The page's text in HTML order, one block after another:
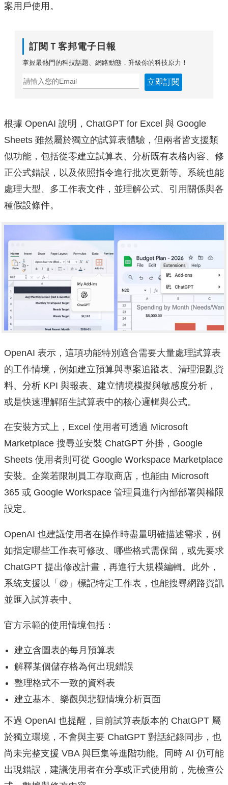
案用戶使用。
訂閱Ｔ客邦電子日報
掌握最熱門的科技話題、網路動態，升級你的科技原力！
立即訂閱
根據 OpenAI 說明，ChatGPT for Excel 與 Google
Sheets 雖然屬於獨立的試算表體驗，但兩者皆支援類
似功能，包括從零建立試算表、分析既有表格內容、修
正公式錯誤，以及依照指令進行批次更新等。系統也能
處理大型、多工作表文件，並理解公式、引用關係與各
種假設條件。
OpenAI 表示，這項功能特別適合需要大量處理試算表
的工作情境，例如建立預算與專案追蹤表、清理混亂資
料、分析 KPI 與報表、建立情境模擬與敏感度分析，
或是快速理解陌生試算表中的核心邏輯與公式。
在安裝方式上，Excel 使用者可透過 Microsoft
Marketplace 搜尋並安裝 ChatGPT 外掛，Google
Sheets 使用者則可從 Google Workspace Marketplace
安裝。企業若限制員工存取商店，也能由 Microsoft
365 或 Google Workspace 管理員進行內部部署與權限
設定。
OpenAI 也建議使用者在操作時盡量明確描述需求，例
如指定哪些工作表可修改、哪些格式需保留，或先要求
ChatGPT 提出修改計畫，再進行大規模編輯。此外，
系統支援以「@」標記特定工作表，也能搜尋網路資訊
並匯入試算表中。
官方示範的使用情境包括：
建立含圖表的每月預算表
解釋某個儲存格為何出現錯誤
整理格式不一致的資料表
建立基本、樂觀與悲觀情境分析頁面
不過 OpenAI 也提醒，目前試算表版本的 ChatGPT 屬
於獨立環境，不會與主要 ChatGPT 對話紀錄同步，也
尚未完整支援 VBA 與巨集等進階功能。同時 AI 仍可能
出現錯誤，建議使用者在分享或正式使用前，先檢查公